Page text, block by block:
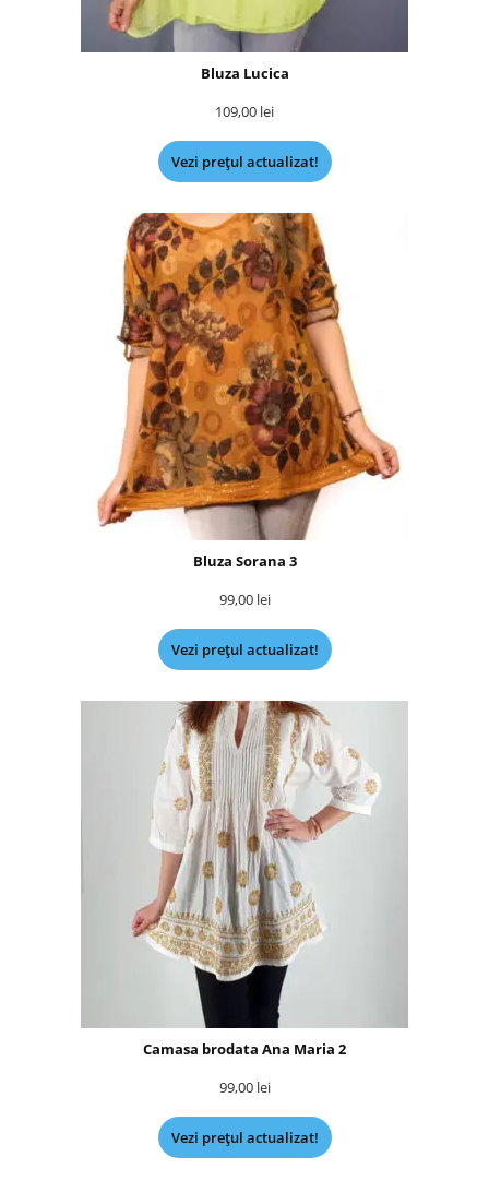
Bluza Lucica
109,00 lei
Vezi prețul actualizat!
Bluza Sorana 3
99,00 lei
Vezi prețul actualizat!
Camasa brodata Ana Maria 2
99,00 lei
Vezi prețul actualizat!